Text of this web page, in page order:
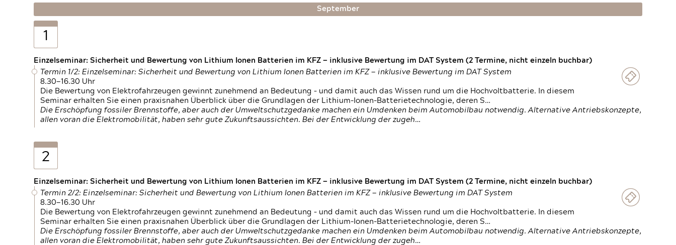
September
1
Einzelseminar: Sicherheit und Bewertung von Lithium Ionen Batterien im KFZ — inklusive Bewertung im DAT System (2 Termine, nicht einzeln buchbar)
Termin 1/2: Einzelseminar: Sicherheit und Bewertung von Lithium Ionen Batterien im KFZ — inklusive Bewertung im DAT System
8.30—16.30 Uhr
Die Bewertung von Elektrofahrzeugen gewinnt zunehmend an Bedeutung – und damit auch das Wissen rund um die Hochvoltbatterie. In diesem
Seminar erhalten Sie einen praxisnahen Überblick über die Grundlagen der Lithium-Ionen-Batterietechnologie, deren S…
Die Erschöpfung fossiler Brennstoffe, aber auch der Umweltschutzgedanke machen ein Umdenken beim Automobilbau notwendig. Alternative Antriebskonzepte,
allen voran die Elektromobilität, haben sehr gute Zukunftsaussichten. Bei der Entwicklung der zugeh…
2
Einzelseminar: Sicherheit und Bewertung von Lithium Ionen Batterien im KFZ — inklusive Bewertung im DAT System (2 Termine, nicht einzeln buchbar)
Termin 2/2: Einzelseminar: Sicherheit und Bewertung von Lithium Ionen Batterien im KFZ — inklusive Bewertung im DAT System
8.30—16.30 Uhr
Die Bewertung von Elektrofahrzeugen gewinnt zunehmend an Bedeutung – und damit auch das Wissen rund um die Hochvoltbatterie. In diesem
Seminar erhalten Sie einen praxisnahen Überblick über die Grundlagen der Lithium-Ionen-Batterietechnologie, deren S…
Die Erschöpfung fossiler Brennstoffe, aber auch der Umweltschutzgedanke machen ein Umdenken beim Automobilbau notwendig. Alternative Antriebskonzepte,
allen voran die Elektromobilität, haben sehr gute Zukunftsaussichten. Bei der Entwicklung der zugeh…